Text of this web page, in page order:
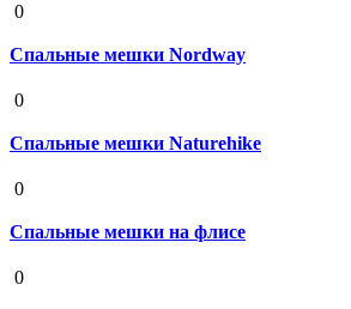
0
Спальные мешки Nordway
0
Спальные мешки Naturehike
0
Спальные мешки на флисе
0